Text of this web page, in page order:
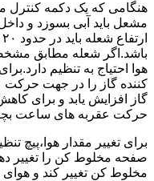
هنگامی که یک دکمه کنترل
مشعل باید آبی بسوزد و
باشد.اگر شعله مطابق
هوا احتیاج به تنظیم
کننده گاز را در جهت حرکت
گاز افزایش یابد و برای
حرکت عقربه های ساعت
برای تغییر مقدار هوا،پیچ
صفحه مخلوط کن را تغییر
مخلوط کن تغییر کند و